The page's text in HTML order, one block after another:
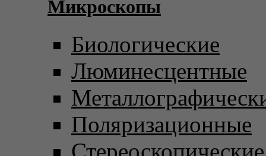
Микроскопы
Биологические
Люминесцентные
Поляризационные
Стереоскопические